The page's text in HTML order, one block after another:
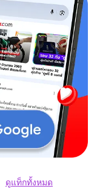
ดูแท็กทั้งหมด